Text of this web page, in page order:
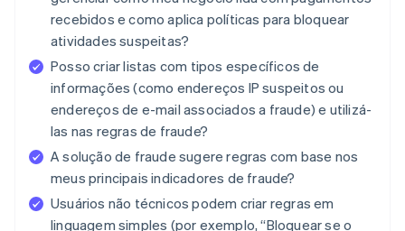
recebidos e como aplica políticas para bloquear
atividades suspeitas?
Posso criar listas com tipos específicos de
informações (como endereços IP suspeitos ou
endereços de e-mail associados a fraude) e utilizá-
las nas regras de fraude?
A solução de fraude sugere regras com base nos
meus principais indicadores de fraude?
Usuários não técnicos podem criar regras em
linguagem simples (por exemplo, “Bloquear se o